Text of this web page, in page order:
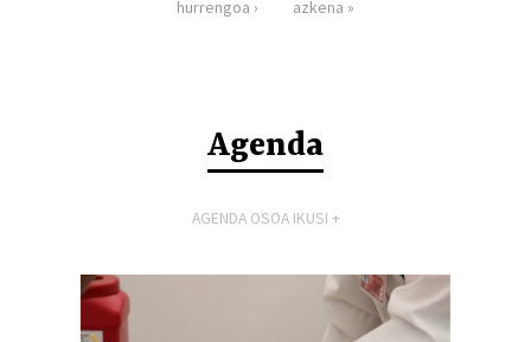
hurrengoa ›
azkena »
Agenda
AGENDA OSOA IKUSI +